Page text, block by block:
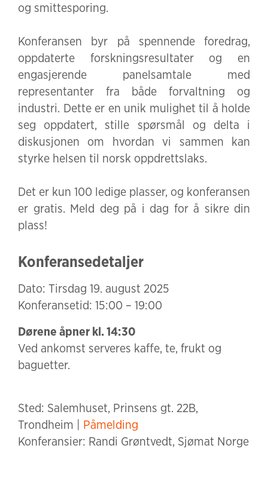
og smittesporing.
Konferansen byr på spennende foredrag,
oppdaterte forskningsresultater og en
engasjerende panelsamtale med
representanter fra både forvaltning og
industri. Dette er en unik mulighet til å holde
seg oppdatert, stille spørsmål og delta i
diskusjonen om hvordan vi sammen kan
styrke helsen til norsk oppdrettslaks.
Det er kun 100 ledige plasser, og konferansen
er gratis. Meld deg på i dag for å sikre din
plass!
Konferansedetaljer
Dato: Tirsdag 19. august 2025
Konferansetid: 15:00 – 19:00
Dørene åpner kl. 14:30
Ved ankomst serveres kaffe, te, frukt og
baguetter.
Sted: Salemhuset, Prinsens gt. 22B,
Trondheim | Påmelding
Konferansier: Randi Grøntvedt, Sjømat Norge